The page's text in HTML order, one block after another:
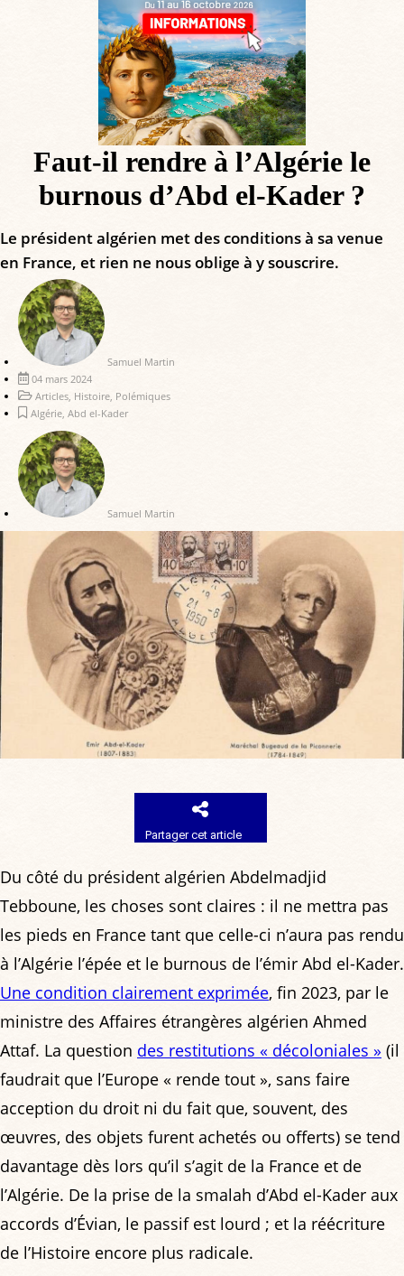
Faut-il rendre à l’Algérie le
burnous d’Abd el-Kader ?
Le président algérien met des conditions à sa venue
en France, et rien ne nous oblige à y souscrire.
Samuel Martin
04 mars 2024
Articles, Histoire, Polémiques
Algérie, Abd el-Kader
Samuel Martin
Partager cet article
Du côté du président algérien Abdelmadjid
Tebboune, les choses sont claires : il ne mettra pas
les pieds en France tant que celle-ci n’aura pas rendu
à l’Algérie l’épée et le burnous de l’émir Abd el-Kader.
Une condition clairement exprimée, fin 2023, par le
ministre des Affaires étrangères algérien Ahmed
Attaf. La question des restitutions « décoloniales » (il
faudrait que l’Europe « rende tout », sans faire
acception du droit ni du fait que, souvent, des
œuvres, des objets furent achetés ou offerts) se tend
davantage dès lors qu’il s’agit de la France et de
l’Algérie. De la prise de la smalah d’Abd el-Kader aux
accords d’Évian, le passif est lourd ; et la réécriture
de l’Histoire encore plus radicale.